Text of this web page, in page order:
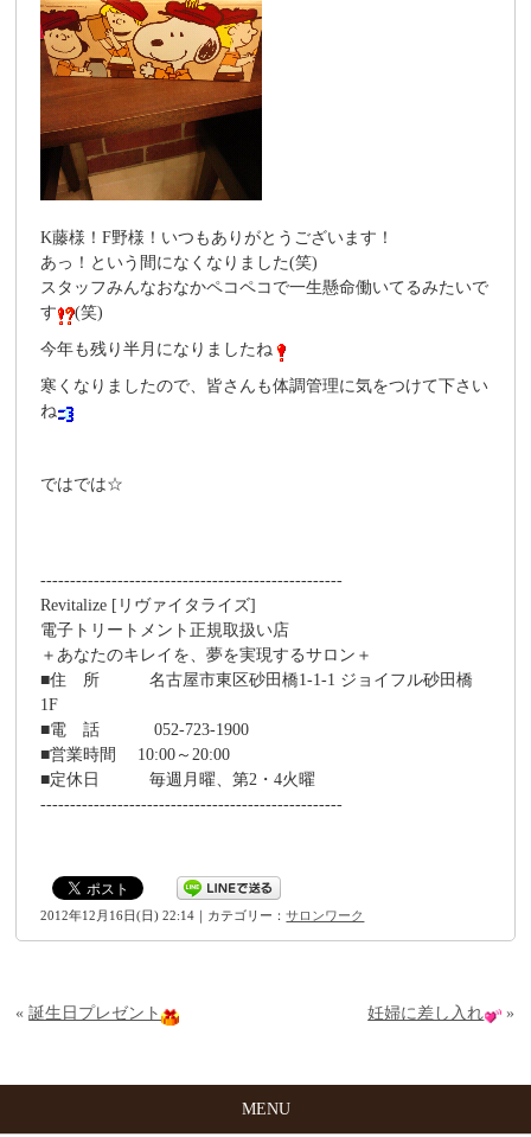
K藤様！F野様！いつもありがとうございます！
あっ！という間になくなりました(笑)
スタッフみんなおなかペコペコで一生懸命働いてるみたいで
す
(笑)
今年も残り半月になりましたね
寒くなりましたので、皆さんも体調管理に気をつけて下さい
ね
ではでは☆
---------------------------------------------------
Revitalize [リヴァイタライズ]
電子トリートメント正規取扱い店
＋あなたのキレイを、夢を実現するサロン＋
■住 所 名古屋市東区砂田橋1-1-1 ジョイフル砂田橋
1F
■電 話 052-723-1900
■営業時間 10:00～20:00
■定休日 毎週月曜、第2・4火曜
---------------------------------------------------
2012年12月16日(日) 22:14｜カテゴリー：サロンワーク
«誕生日プレゼント 妊婦に差し入れ »
MENU